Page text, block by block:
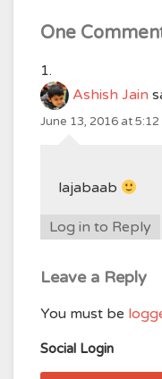
One
Ashish Jain
June 13, 2016 at 5:12
lajabaab
Log in to Reply
Leave a Reply
You must be
Social Login